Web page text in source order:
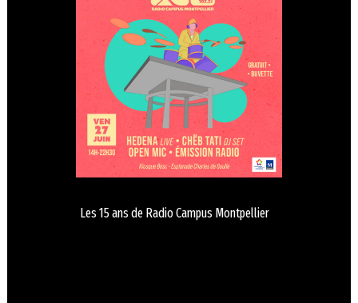
Les 15 ans de Radio Campus Montpellier